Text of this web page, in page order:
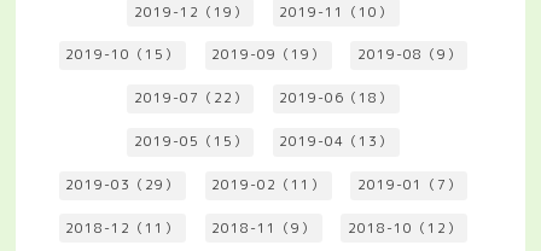
2019-12（19） 2019-11（10）
2019-10（15） 2019-09（19） 2019-08（9）
2019-07（22） 2019-06（18）
2019-05（15） 2019-04（13）
2019-03（29） 2019-02（11） 2019-01（7）
2018-12（11） 2018-11（9） 2018-10（12）